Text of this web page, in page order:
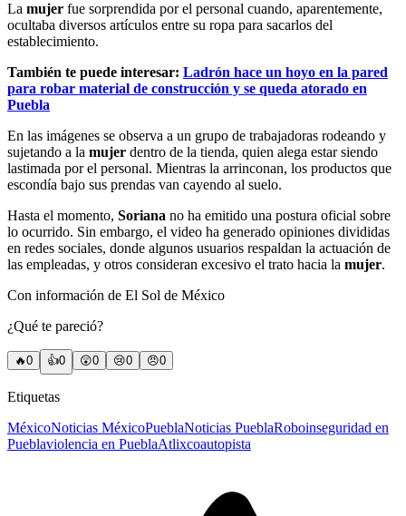
La mujer fue sorprendida por el personal cuando, aparentemente,
ocultaba diversos artículos entre su ropa para sacarlos del
establecimiento.
También te puede interesar: Ladrón hace un hoyo en la pared
para robar material de construcción y se queda atorado en
Puebla
En las imágenes se observa a un grupo de trabajadoras rodeando y
sujetando a la mujer dentro de la tienda, quien alega estar siendo
lastimada por el personal. Mientras la arrinconan, los productos que
escondía bajo sus prendas van cayendo al suelo.
Hasta el momento, Soriana no ha emitido una postura oficial sobre
lo ocurrido. Sin embargo, el video ha generado opiniones divididas
en redes sociales, donde algunos usuarios respaldan la actuación de
las empleadas, y otros consideran excesivo el trato hacia la mujer.
Con información de El Sol de México
¿Qué te pareció?
🔥0 👍0 😲0 😢0 😠0
Etiquetas
MéxicoNoticias MéxicoPueblaNoticias PueblaRoboinseguridad en
Pueblaviolencia en PueblaAtlixcoautopista